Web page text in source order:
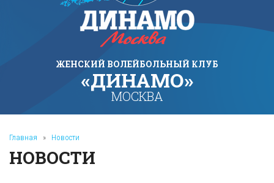
ЖЕНСКИЙ ВОЛЕЙБОЛЬНЫЙ КЛУБ
«ДИНАМО»
МОСКВА
Главная » Новости
НОВОСТИ